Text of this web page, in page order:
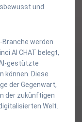
und
Branche werden
AI CHAT belegt,
gestützte
können. Diese
der Gegenwart,
der zukünftigen
Welt.